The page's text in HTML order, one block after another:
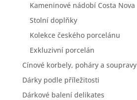
Kameninové nádobí Costa Nova
Stolní doplňky
Kolekce českého porcelánu
Exkluzivní porcelán
Cínové korbely, poháry a soupravy
Dárky podle příležitosti
Dárkové balení delikates